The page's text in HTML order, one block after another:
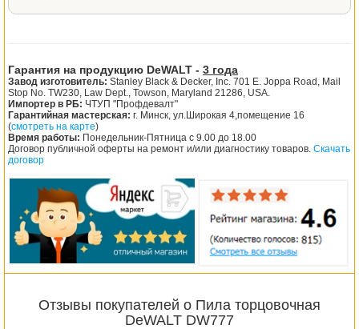
Гарантия на продукцию DeWALT - 3 года
Завод изготовитель: Stanley Black & Decker, Inc. 701 E. Joppa Road, Mail
Stop No. TW230, Law Dept., Towson, Maryland 21286, USA.
Импортер в РБ: ЧТУП "Профдевалт"
Гарантийная мастерская: г. Минск, ул.Широкая 4,помещение 16
(смотреть на карте)
Время работы: Понедельник-Пятница с 9.00 до 18.00
Договор публичной оферты на ремонт и/или диагностику товаров. Скачать
договор
Отзывы покупателей о Пила торцовочная
DeWALT DW777